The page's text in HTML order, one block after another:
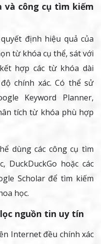
và công cụ tìm kiếm
định hiệu quả của
từ khóa cụ thể, sát với
hợp các từ khóa dài
chính xác. Có thể sử
Keyword Planner,
tích từ khóa phù hợp
dùng các công cụ tìm
DuckDuckGo hoặc các
Scholar để tìm kiếm
học.
nguồn tin uy tín
Internet đều chính xác